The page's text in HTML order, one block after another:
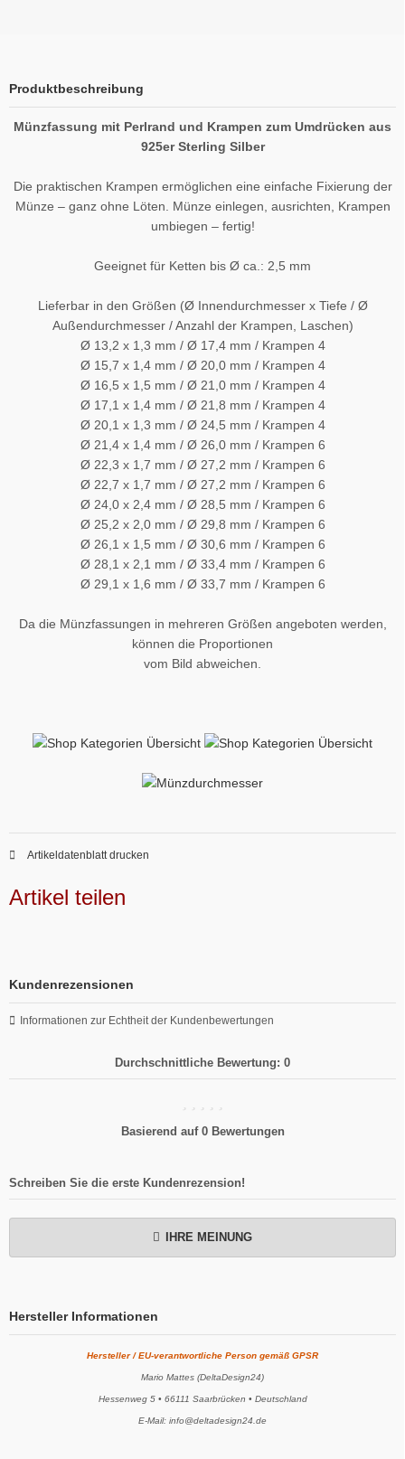
Produktbeschreibung
Münzfassung mit Perlrand und Krampen zum Umdrücken aus
925er Sterling Silber
Die praktischen Krampen ermöglichen eine einfache Fixierung der
Münze – ganz ohne Löten. Münze einlegen, ausrichten, Krampen
umbiegen – fertig!
Geeignet für Ketten bis Ø ca.: 2,5 mm
Lieferbar in den Größen (Ø Innendurchmesser x Tiefe / Ø
Außendurchmesser / Anzahl der Krampen, Laschen)
Ø 13,2 x 1,3 mm / Ø 17,4 mm / Krampen 4
Ø 15,7 x 1,4 mm / Ø 20,0 mm / Krampen 4
Ø 16,5 x 1,5 mm / Ø 21,0 mm / Krampen 4
Ø 17,1 x 1,4 mm / Ø 21,8 mm / Krampen 4
Ø 20,1 x 1,3 mm / Ø 24,5 mm / Krampen 4
Ø 21,4 x 1,4 mm / Ø 26,0 mm / Krampen 6
Ø 22,3 x 1,7 mm / Ø 27,2 mm / Krampen 6
Ø 22,7 x 1,7 mm / Ø 27,2 mm / Krampen 6
Ø 24,0 x 2,4 mm / Ø 28,5 mm / Krampen 6
Ø 25,2 x 2,0 mm / Ø 29,8 mm / Krampen 6
Ø 26,1 x 1,5 mm / Ø 30,6 mm / Krampen 6
Ø 28,1 x 2,1 mm / Ø 33,4 mm / Krampen 6
Ø 29,1 x 1,6 mm / Ø 33,7 mm / Krampen 6
Da die Münzfassungen in mehreren Größen angeboten werden,
können die Proportionen
vom Bild abweichen.
Artikeldatenblatt drucken
Artikel teilen
Kundenrezensionen
Informationen zur Echtheit der Kundenbewertungen
Durchschnittliche Bewertung: 0
Basierend auf 0 Bewertungen
Schreiben Sie die erste Kundenrezension!
IHRE MEINUNG
Hersteller Informationen
Hersteller / EU-verantwortliche Person gemäß GPSR
Mario Mattes (DeltaDesign24)
Hessenweg 5 • 66111 Saarbrücken • Deutschland
E-Mail: info@deltadesign24.de